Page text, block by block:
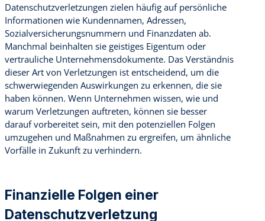
Datenschutzverletzungen zielen häufig auf persönliche
Informationen wie Kundennamen, Adressen,
Sozialversicherungsnummern und Finanzdaten ab.
Manchmal beinhalten sie geistiges Eigentum oder
vertrauliche Unternehmensdokumente. Das Verständnis
dieser Art von Verletzungen ist entscheidend, um die
schwerwiegenden Auswirkungen zu erkennen, die sie
haben können. Wenn Unternehmen wissen, wie und
warum Verletzungen auftreten, können sie besser
darauf vorbereitet sein, mit den potenziellen Folgen
umzugehen und Maßnahmen zu ergreifen, um ähnliche
Vorfälle in Zukunft zu verhindern.
Finanzielle Folgen einer
Datenschutzverletzung